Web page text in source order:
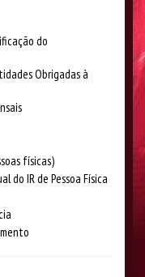
do
Obrigadas à
físicas)
do IR de Pessoa Física